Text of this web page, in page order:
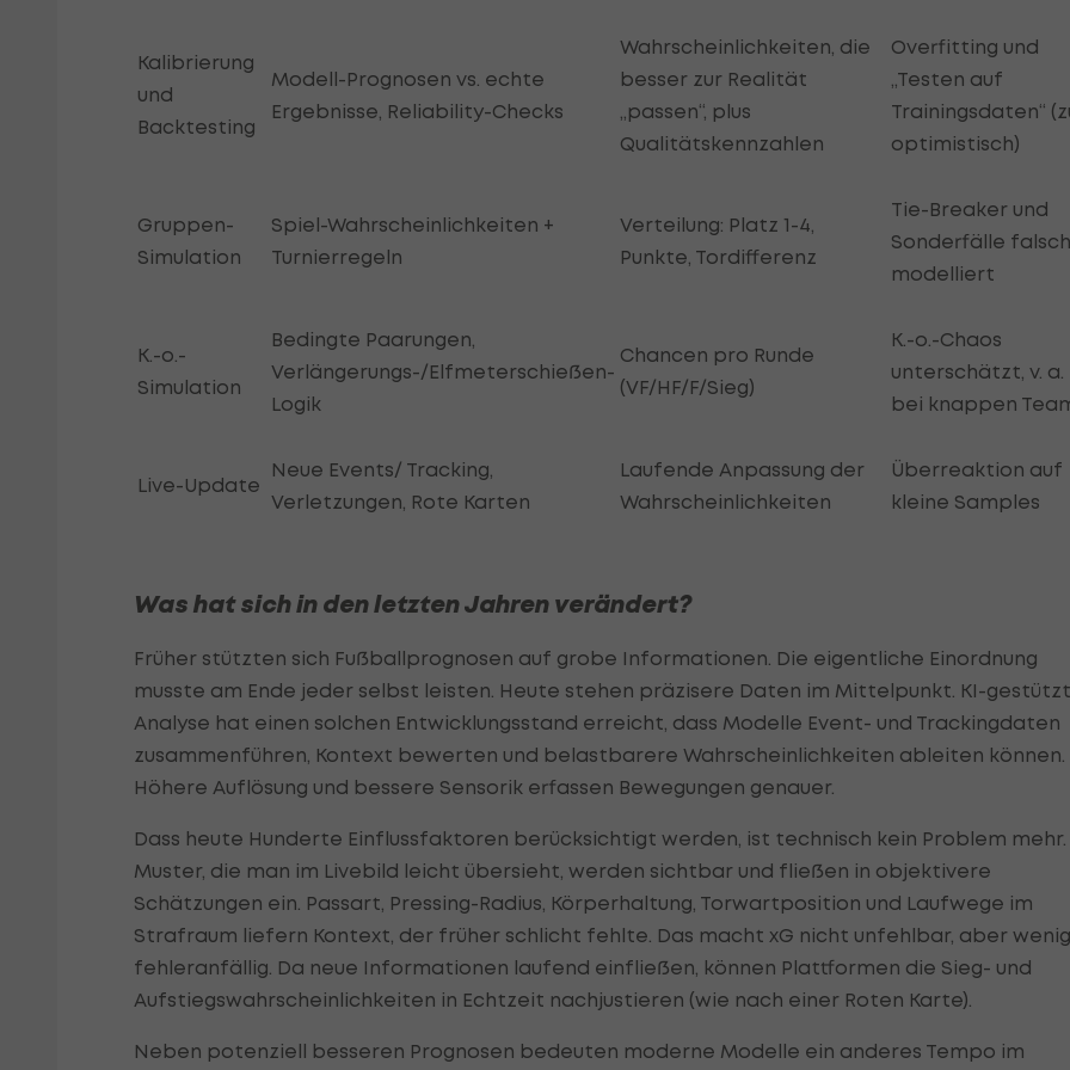
Kalibrierung
und
Backtesting
Modell-Prognosen vs. echte
Ergebnisse, Reliability-Checks
Wahrscheinlichkeiten, die
besser zur Realität
„passen“, plus
Qualitätskennzahlen
Overfitting und
„Testen auf
Trainingsdaten“
optimistisch)
Gruppen-
Simulation
Spiel-Wahrscheinlichkeiten +
Turnierregeln
Verteilung: Platz 1-4,
Punkte, Tordifferenz
Tie-Breaker und
Sonderfälle falsch
modelliert
K.-o.-
Simulation
Bedingte Paarungen,
Verlängerungs-/Elfmeterschießen-
Logik
Chancen pro Runde
(VF/HF/F/Sieg)
K.-o.-Chaos
unterschätzt, v. a.
bei knappen
Live-Update
Neue Events/ Tracking,
Verletzungen, Rote Karten
Laufende Anpassung der
Wahrscheinlichkeiten
Überreaktion auf
kleine Samples
Was hat sich in den letzten Jahren verändert?
Früher stützten sich Fußballprognosen auf grobe Informationen. Die eigentliche Einordnung
musste am Ende jeder selbst leisten. Heute stehen präzisere Daten im Mittelpunkt. KI-
Analyse hat einen solchen Entwicklungsstand erreicht, dass Modelle Event- und Trackingdaten
zusammenführen, Kontext bewerten und belastbarere Wahrscheinlichkeiten ableiten können.
Höhere Auflösung und bessere Sensorik erfassen Bewegungen genauer.
Dass heute Hunderte Einflussfaktoren berücksichtigt werden, ist technisch kein Problem mehr.
Muster, die man im Livebild leicht übersieht, werden sichtbar und fließen in objektivere
Schätzungen ein. Passart, Pressing-Radius, Körperhaltung, Torwartposition und Laufwege im
Strafraum liefern Kontext, der früher schlicht fehlte. Das macht xG nicht unfehlbar, aber
fehleranfällig. Da neue Informationen laufend einfließen, können Plattformen die Sieg- und
Aufstiegswahrscheinlichkeiten in Echtzeit nachjustieren (wie nach einer Roten Karte).
Neben potenziell besseren Prognosen bedeuten moderne Modelle ein anderes Tempo im